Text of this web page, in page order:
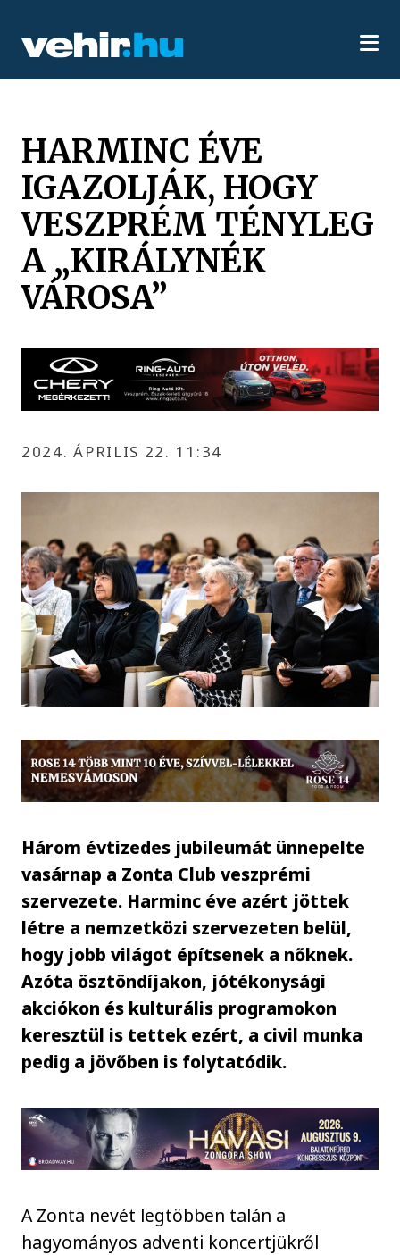
HARMINC ÉVE
IGAZOLJÁK, HOGY
VESZPRÉM TÉNYLEG
A „KIRÁLYNÉK
VÁROSA”
2024. ÁPRILIS 22. 11:34
Három évtizedes jubileumát ünnepelte
vasárnap a Zonta Club veszprémi
szervezete. Harminc éve azért jöttek
létre a nemzetközi szervezeten belül,
hogy jobb világot építsenek a nőknek.
Azóta ösztöndíjakon, jótékonysági
akciókon és kulturális programokon
keresztül is tettek ezért, a civil munka
pedig a jövőben is folytatódik.
A Zonta nevét legtöbben talán a
hagyományos adventi koncertjükről